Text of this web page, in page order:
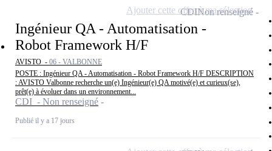
Ingénieur QA - Automatisation -
Robot Framework H/F
AVISTO - 06 - VALBONNE
POSTE : Ingénieur QA - Automatisation - Robot Framework H/F DESCRIPTION
: AVISTO Valbonne recherche un(e) Ingénieur(e) QA motivé(e) et curieux(se),
prêt(e) à évoluer dans un environnement...
CDI - Non renseigné
Publié il y a 17 jours
CDINon renseigné
Ajouter cette offre à ma sélection